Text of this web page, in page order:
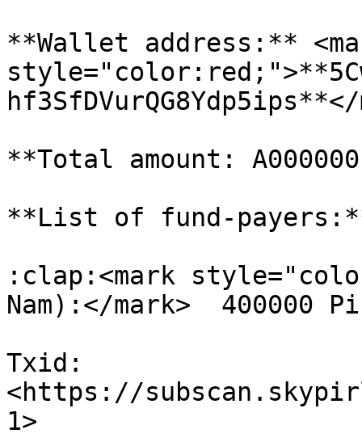
**Wallet address:**
**Total amount:
**List of fund-
:clap:<mark
Nam):</mark>  400000
Txid:
<https://
1>